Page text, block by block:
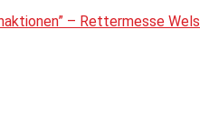
– Rettermesse Wels